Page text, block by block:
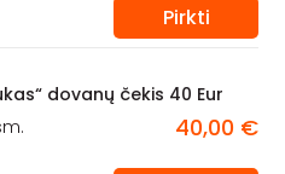
Pirkti
dovanų čekis 40 Eur
40,00 €